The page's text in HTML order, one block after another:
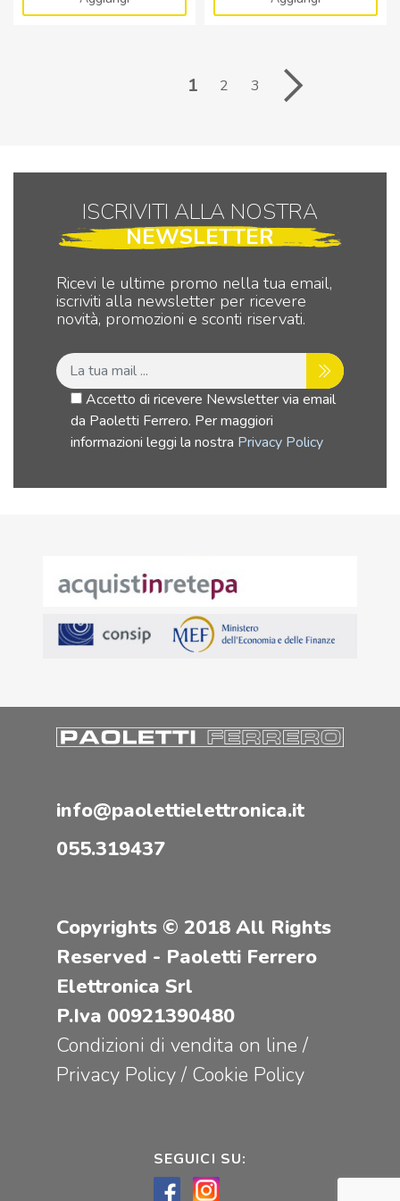
Alimentatore
quantità
Alimentatore
10A
quantità
1 2 3
ISCRIVITI ALLA NOSTRA
NEWSLETTER
Ricevi le ultime promo nella tua email,
iscriviti alla newsletter per ricevere
novità, promozioni e sconti riservati.
Accetto di ricevere Newsletter via email
da Paoletti Ferrero. Per maggiori
informazioni leggi la nostra Privacy Policy
info@paolettielettronica.it
055.319437
Copyrights © 2018 All Rights
Reserved - Paoletti Ferrero
Elettronica Srl
P.Iva 00921390480
Condizioni di vendita on line /
Privacy Policy/ Cookie Policy
SEGUICI SU: